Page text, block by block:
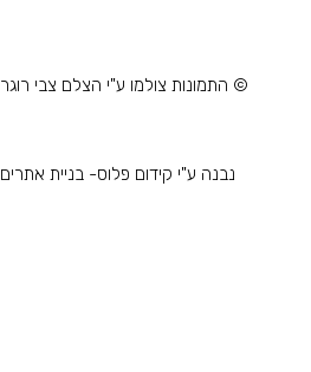
© התמונות צולמו ע"י הצלם צבי רוגר
נבנה ע"י קידום פלוס- בניית אתרים